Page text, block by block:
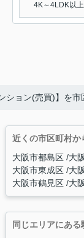
4K～4LDK以上
ション(売買)】を市
近くの市区町村か
大阪市都島区 大
大阪市東成区 大
大阪市鶴見区 大
同じエリアにある